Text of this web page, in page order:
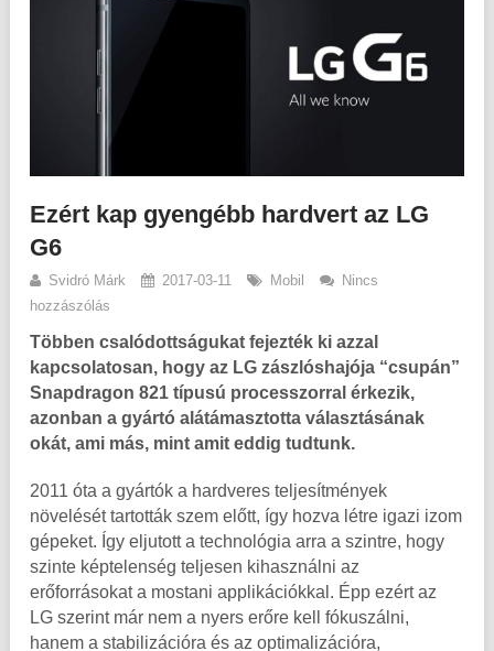
Ezért kap gyengébb hardvert az LG
G6
Svidró Márk 2017-03-11 Mobil
Nincs
hozzászólás
Többen csalódottságukat fejezték ki azzal
kapcsolatosan, hogy az LG zászlóshajója “csupán”
Snapdragon 821 típusú processzorral érkezik,
azonban a gyártó alátámasztotta választásának
okát, ami más, mint amit eddig tudtunk.
2011 óta a gyártók a hardveres teljesítmények
növelését tartották szem előtt, így hozva létre igazi izom
gépeket. Így eljutott a technológia arra a szintre, hogy
szinte képtelenség teljesen kihasználni az
erőforrásokat a mostani applikációkkal. Épp ezért az
LG szerint már nem a nyers erőre kell fókuszálni,
hanem a stabilizációra és az optimalizációra,